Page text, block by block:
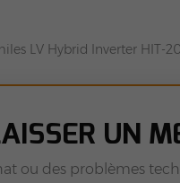
LV Hybrid Inverter HIT-
UN
ou des problèmes